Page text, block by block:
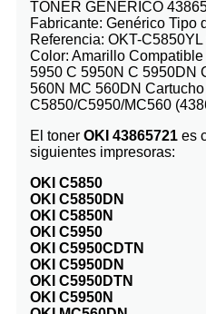
TONER GENERICO
Fabricante: Genérico Tipo
Referencia: OKT-
Color: Amarillo
5950 C 5950N C 5950DN
560N MC 560DN
C5850/C5950/MC560
El toner OKI 43865721 es
siguientes impresoras:
OKI C5850
OKI C5850DN
OKI C5850N
OKI C5950
OKI C5950CDTN
OKI C5950DN
OKI C5950DTN
OKI C5950N